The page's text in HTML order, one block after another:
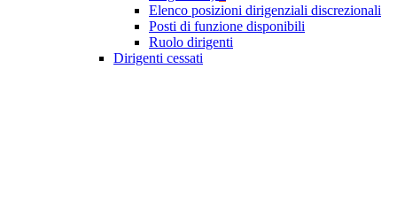
Elenco posizioni dirigenziali discrezionali
Posti di funzione disponibili
Ruolo dirigenti
Dirigenti cessati